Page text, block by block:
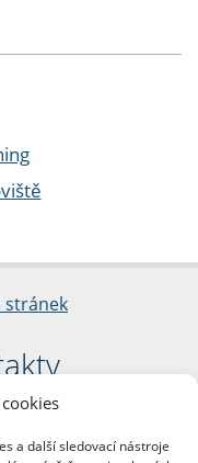
a další sledovací nástroje
stránek
1/2